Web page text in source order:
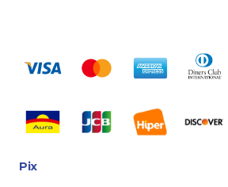
Pix